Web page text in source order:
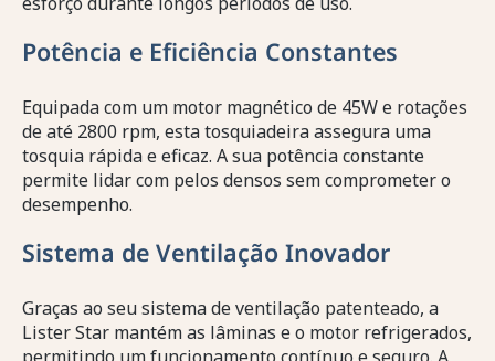
Potência e Eficiência Constantes
Equipada com um motor magnético de 45W e rotações
de até 2800 rpm, esta tosquiadeira assegura uma
tosquia rápida e eficaz. A sua potência constante
permite lidar com pelos densos sem comprometer o
desempenho.
Sistema de Ventilação Inovador
Graças ao seu sistema de ventilação patenteado, a
Lister Star mantém as lâminas e o motor refrigerados,